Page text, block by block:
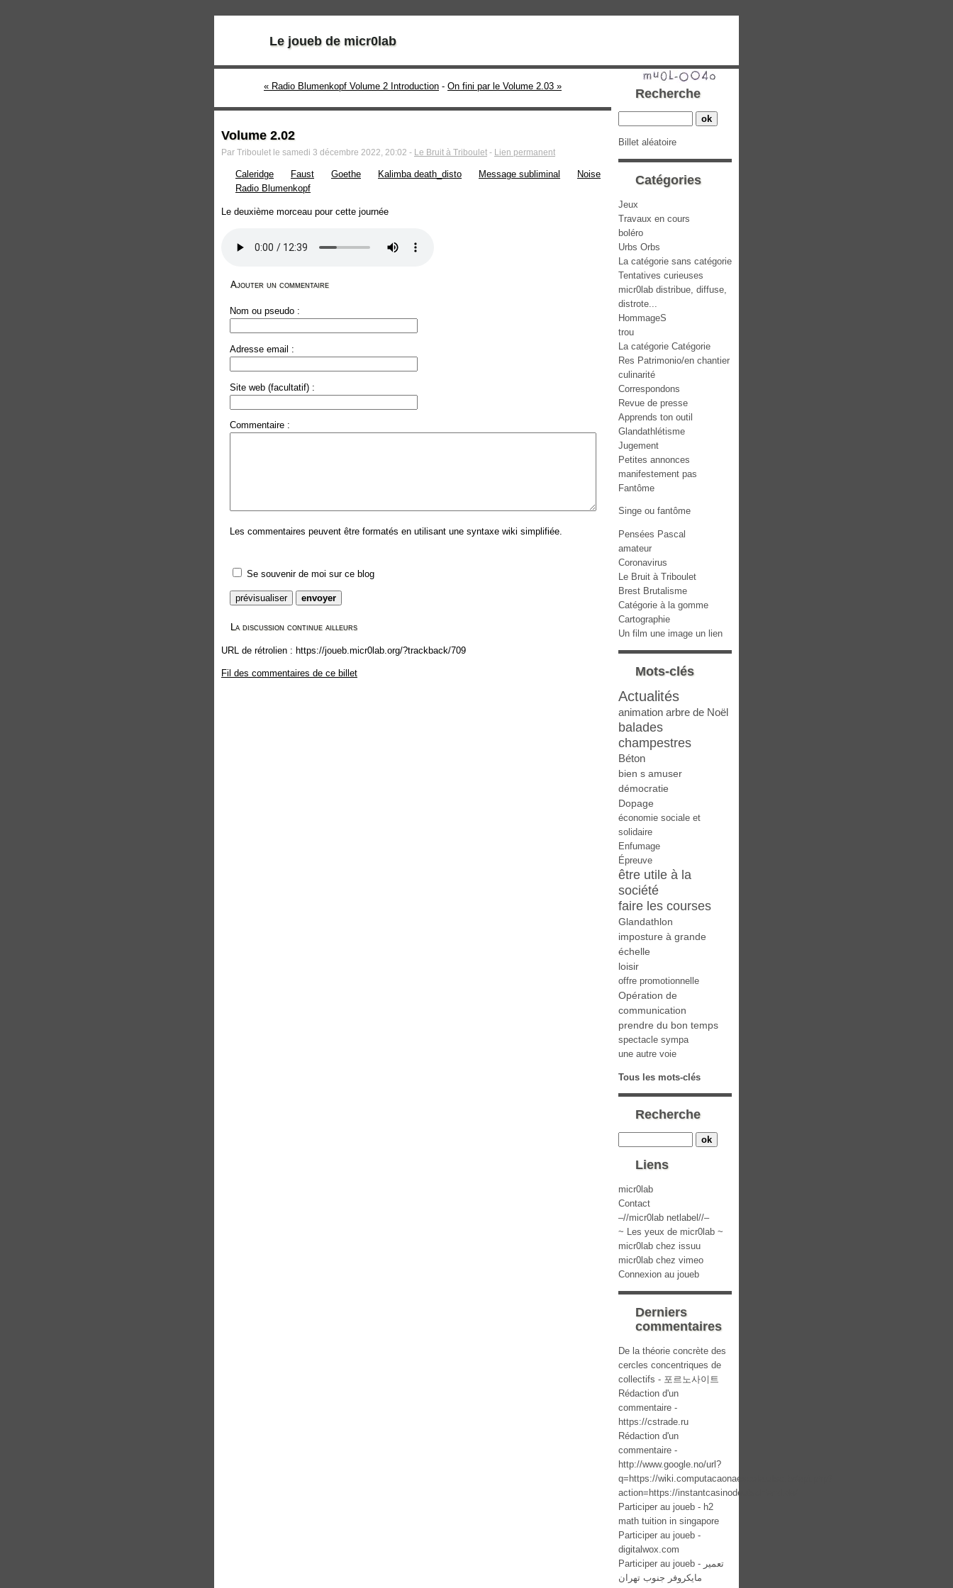
Le joueb de micr0lab
« Radio Blumenkopf Volume 2 Introduction - On fini par le Volume 2.03 »
Volume 2.02
Par Triboulet le samedi 3 décembre 2022, 20:02 - Le Bruit à Triboulet - Lien permanent
Caleridge Faust Goethe Kalimba death_disto Message subliminal
Noise
Radio Blumenkopf
Le deuxième morceau pour cette journée
Ajouter un commentaire
Nom ou pseudo :
Adresse email :
Site web (facultatif) :
Commentaire :
Les commentaires peuvent être formatés en utilisant une syntaxe wiki simplifiée.
Se souvenir de moi sur ce blog
La discussion continue ailleurs
URL de rétrolien : https://joueb.micr0lab.org/?trackback/709
Fil des commentaires de ce billet
Recherche
Billet aléatoire
Catégories
Jeux
Travaux en cours
boléro
Urbs Orbs
La catégorie sans catégorie
Tentatives curieuses
micr0lab distribue, diffuse,
distrote...
HommageS
trou
La catégorie Catégorie
Res Patrimonio/en chantier
culinarité
Correspondons
Revue de presse
Apprends ton outil
Glandathlétisme
Jugement
Petites annonces
manifestement pas
Fantôme
Singe ou fantôme
Pensées Pascal
amateur
Coronavirus
Le Bruit à Triboulet
Brest Brutalisme
Catégorie à la gomme
Cartographie
Un film une image un lien
Mots-clés
Actualités
animation arbre de Noël
balades
champestres
Béton
bien s amuser
démocratie
Dopage
économie sociale et
solidaire
Enfumage
Épreuve
être utile à la
société
faire les courses
Glandathlon
imposture à grande
échelle
loisir
offre promotionnelle
Opération de
communication
prendre du bon temps
spectacle sympa
une autre voie
Tous les mots-clés
Recherche
Liens
micr0lab
Contact
–//micr0lab netlabel//–
~ Les yeux de micr0lab ~
micr0lab chez issuu
micr0lab chez vimeo
Connexion au joueb
Derniers
commentaires
De la théorie concrète des
cercles concentriques de
collectifs - 포르노사이트
Rédaction d'un
commentaire -
https://cstrade.ru
Rédaction d'un
commentaire -
http://www.google.no/url?
q=https://wiki.computacaonaescola.ufsc.br/api.php?
action=https://instantcasinodeutschland.de/
Participer au joueb - h2
math tuition in singapore
Participer au joueb -
digitalwox.com
Participer au joueb - تعمیر
مایکروفر جنوب تهران